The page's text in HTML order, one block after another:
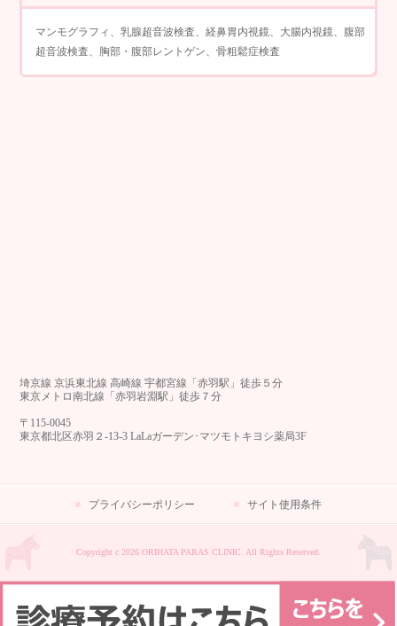
マンモグラフィ、乳腺超音波検査、経鼻胃内視鏡、大腸内視鏡、腹部
超音波検査、胸部・腹部レントゲン、骨粗鬆症検査
埼京線 京浜東北線 高崎線 宇都宮線「赤羽駅」徒歩５分
東京メトロ南北線「赤羽岩淵駅」徒歩７分
〒115-0045
東京都北区赤羽２-13-3 LaLaガーデン･マツモトキヨシ薬局3F
プライバシーポリシー サイト使用条件
Copyright c 2026 ORIHATA PARAS CLINIC. All Rights Reserved.